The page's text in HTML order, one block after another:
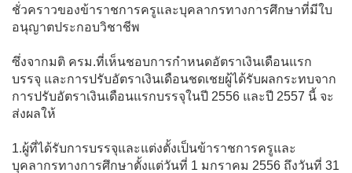
ชั่วคราวของข้าราชการครูและบุคลากรทางการศึกษาที่มีใบ
อนุญาตประกอบวิชาชีพ
ซึ่งจากมติ ครม.ที่เห็นชอบการกำหนดอัตราเงินเดือนแรก
บรรจุ และการปรับอัตราเงินเดือนชดเชยผู้ได้รับผลกระทบจาก
การปรับอัตราเงินเดือนแรกบรรจุในปี 2556 และปี 2557 นี้ จะ
ส่งผลให้
1.ผู้ที่ได้รับการบรรจุและแต่งตั้งเป็นข้าราชการครูและ
บุคลากรทางการศึกษาตั้งแต่วันที่ 1 มกราคม 2556 ถึงวันที่ 31